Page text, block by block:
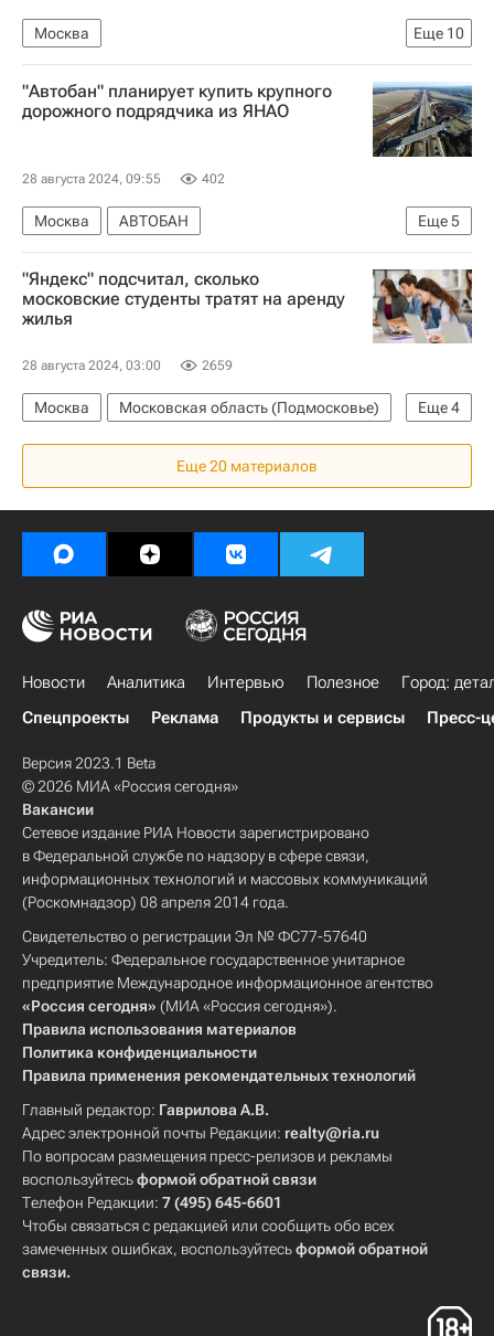
Еще 10
Москва
Москва Сегодня: мегаполис для жизни
Комплекс городского хозяйства Москвы
Отопление
Россия
Петр Бирюков
МОЭК
Полезное – РИА Недвижимость
Город: детали – РИА Недвижимость
"Автобан" планирует купить крупного
дорожного подрядчика из ЯНАО
28 августа 2024, 09:55 402
Еще5
Москва
АВТОБАН
Федеральная антимонопольная служба (ФАС России)
Дороги
Строительство
Сделки
Санкт-Петербург
"Яндекс" подсчитал, сколько
московские студенты тратят на аренду
жилья
28 августа 2024, 03:00 2659
Еще4
Москва
Московская область (Подмосковье)
Жилье
Яндекс Аренда
Цены
Еще 20 материалов
Новости Аналитика Интервью Полезное
Город:
Спецпроекты
Реклама Продукты и сервисы Пресс-
Версия 2023.1 Beta
© 2026 МИА «Россия сегодня»
Вакансии
Сетевое издание РИА Новости зарегистрировано
в Федеральной службе по надзору в сфере связи,
информационных технологий и массовых коммуникаций
(Роскомнадзор) 08 апреля 2014 года.
Свидетельство о регистрации Эл № ФС77-57640
Учредитель: Федеральное государственное унитарное
предприятие Международное информационное агентство
«Россия сегодня» (МИА «Россия сегодня»).
Правила использования материалов
Политика конфиденциальности
Правила применения рекомендательных технологий
Главный редактор: Гаврилова А.В.
Адрес электронной почты Редакции: realty@ria.ru
По вопросам размещения пресс-релизов и рекламы
воспользуйтесьформой обратной связи
Телефон Редакции: 7 (495) 645-6601
Чтобы связаться с редакцией или сообщить обо всех
замеченных ошибках, воспользуйтесьформой обратной
связи.